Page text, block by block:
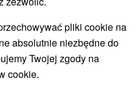
pliki cookie na
absolutnie niezbędne do
Twojej zgody na
cookie.